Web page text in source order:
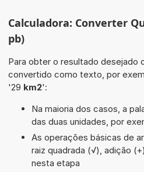
Calculadora: Converter
pb)
Para obter o resultado desejado
convertido como texto, por
'29 km2':
Na maioria dos casos, a
das duas unidades, por
As operações básicas de
raiz quadrada (√), adição
nesta etapa